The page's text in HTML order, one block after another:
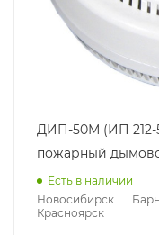
ДИП-50М (ИП 212-
пожарный
Есть в наличии
Новосибирск
Красноярск